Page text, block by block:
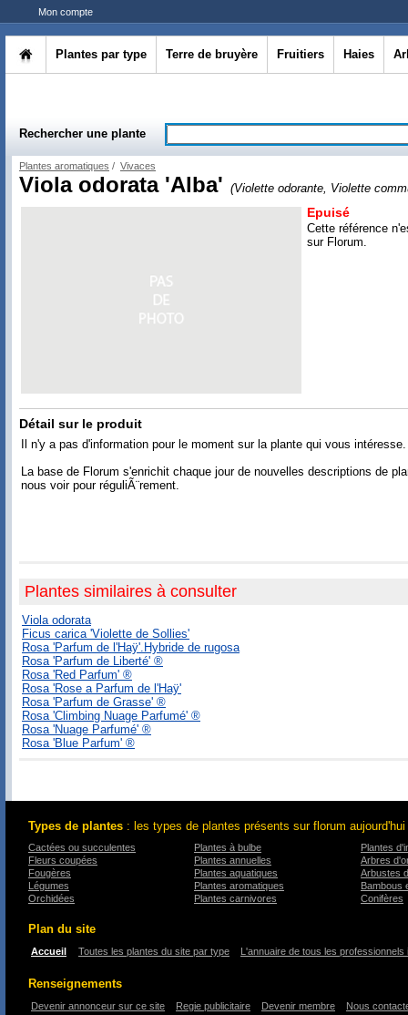
Mon compte
Plantes par type Terre de bruyère Fruitiers Haies
Rechercher une plante
Plantes aromatiques / Vivaces
Viola odorata 'Alba' (Violette odorante, Violette
Epuisé
Cette référence
sur Florum.
Détail sur le produit
Il n'y a pas d'information pour le moment sur la plante qui vous intéresse.
La base de Florum s'enrichit chaque jour de nouvelles descriptions de
nous voir pour réguliÃ¨rement.
Plantes similaires à consulter
Viola odorata
Ficus carica 'Violette de Sollies'
Rosa 'Parfum de l'Haÿ'.Hybride de rugosa
Rosa 'Parfum de Liberté' ®
Rosa 'Red Parfum' ®
Rosa 'Rose a Parfum de l'Haÿ'
Rosa 'Parfum de Grasse' ®
Rosa 'Climbing Nuage Parfumé' ®
Rosa 'Nuage Parfumé' ®
Rosa 'Blue Parfum' ®
Types de plantes : les types de plantes présents sur florum
Cactées ou succulentes
Fleurs coupées
Fougères
Légumes
Orchidées
Plantes à bulbe
Plantes annuelles
Plantes aquatiques
Plantes aromatiques
Plantes carnivores
Plantes
Arbres
Arbustes
Bambous
Conifères
Plan du site
Accueil Toutes les plantes du site par type L'annuaire de tous les
Renseignements
Devenir annonceur sur ce site Regie publicitaire Devenir membre Nous